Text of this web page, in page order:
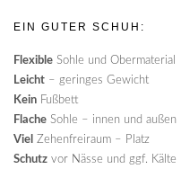
EIN GUTER SCHUH:
Flexible Sohle und Obermaterial
Leicht – geringes Gewicht
Kein Fußbett
Flache Sohle – innen und außen
Viel Zehenfreiraum – Platz
Schutz vor Nässe und ggf. Kälte